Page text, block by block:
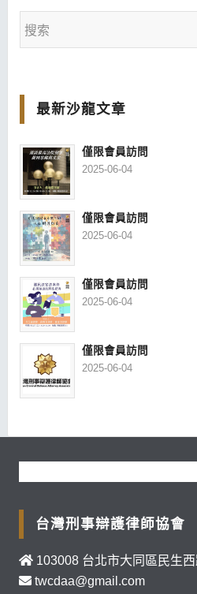
最新沙龍文章
僅限會員訪問
2025-06-04
僅限會員訪問
2025-06-04
僅限會員訪問
2025-06-04
僅限會員訪問
2025-06-04
台灣刑事辯護律師協會
103008 台北市大同區民生
twcdaa@gmail.com